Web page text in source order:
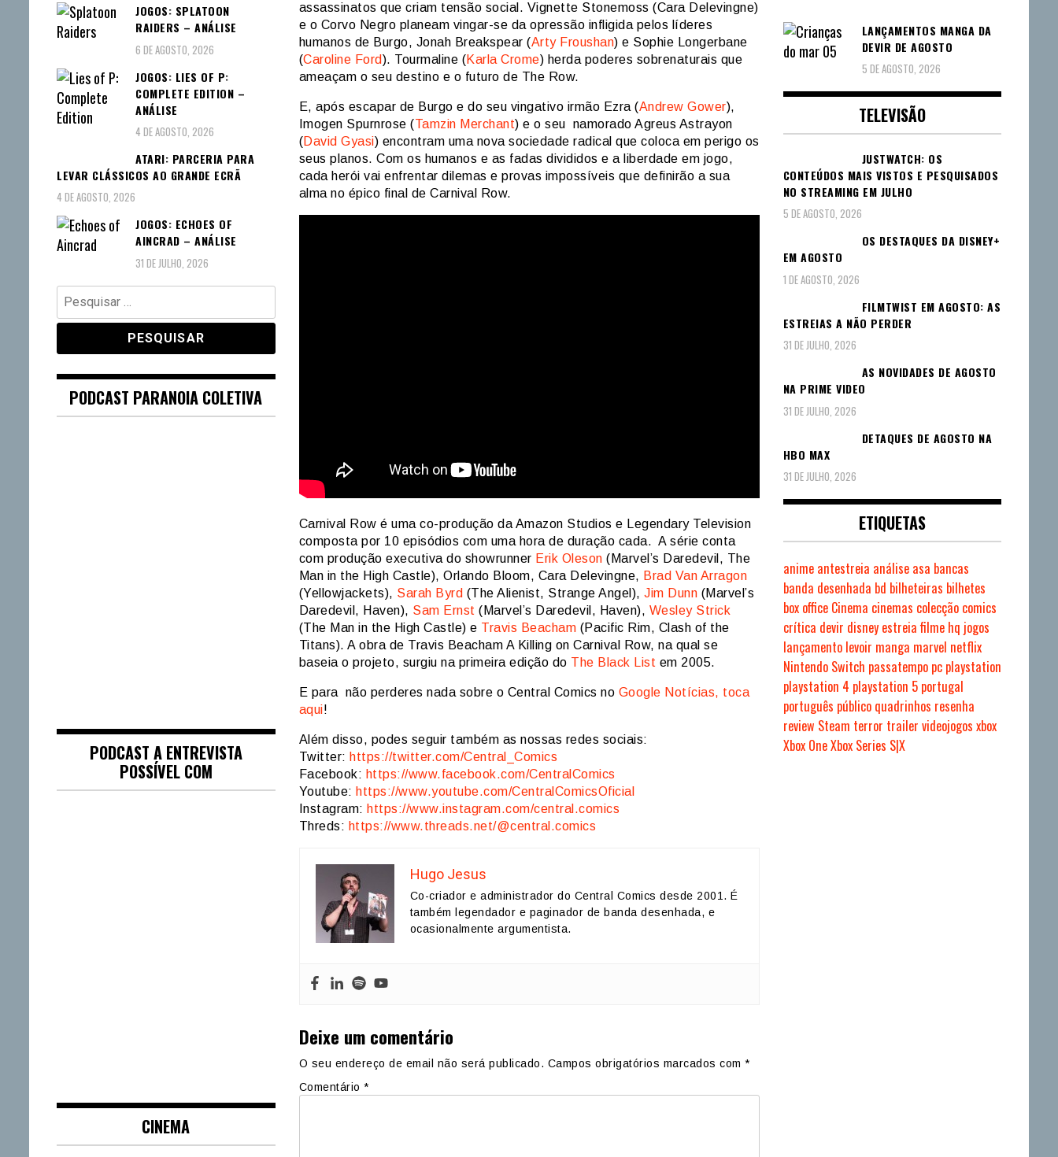
assassinatos que criam tensão social. Vignette Stonemoss (Cara Delevingne)
e o Corvo Negro planeam vingar-se da opressão infligida pelos líderes
humanos de Burgo, Jonah Breakspear (Arty Froushan) e Sophie Longerbane
(Caroline Ford). Tourmaline (Karla Crome) herda poderes sobrenaturais que
ameaçam o seu destino e o futuro de The Row.
E, após escapar de Burgo e do seu vingativo irmão Ezra (Andrew Gower),
Imogen Spurnrose (Tamzin Merchant) e o seu namorado Agreus Astrayon
(David Gyasi) encontram uma nova sociedade radical que coloca em perigo os
seus planos. Com os humanos e as fadas divididos e a liberdade em jogo,
cada herói vai enfrentar dilemas e provas impossíveis que definirão a sua
alma no épico final de Carnival Row.
Carnival Row é uma co-produção da Amazon Studios e Legendary Television
composta por 10 episódios com uma hora de duração cada. A série conta
com produção executiva do showrunner Erik Oleson (Marvel’s Daredevil, The
Man in the High Castle), Orlando Bloom, Cara Delevingne, Brad Van Arragon
(Yellowjackets), Sarah Byrd (The Alienist, Strange Angel), Jim Dunn (Marvel’s
Daredevil, Haven), Sam Ernst (Marvel’s Daredevil, Haven), Wesley Strick
(The Man in the High Castle) e Travis Beacham (Pacific Rim, Clash of the
Titans). A obra de Travis Beacham A Killing on Carnival Row, na qual se
baseia o projeto, surgiu na primeira edição do The Black List em 2005.
E para não perderes nada sobre o Central Comics no Google Notícias, toca
aqui!
Além disso, podes seguir também as nossas redes sociais:
Twitter: https://twitter.com/Central_Comics
Facebook: https://www.facebook.com/CentralComics
Youtube: https://www.youtube.com/CentralComicsOficial
Instagram: https://www.instagram.com/central.comics
Threds: https://www.threads.net/@central.comics
Hugo Jesus
Co-criador e administrador do Central Comics desde 2001. É
também legendador e paginador de banda desenhada, e
ocasionalmente argumentista.
Deixe um comentário
O seu endereço de email não será publicado. Campos obrigatórios marcados com *
Comentário *
JOGOS: SPLATOON
RAIDERS – ANÁLISE
6 DE AGOSTO, 2026
JOGOS: LIES OF P:
COMPLETE EDITION –
ANÁLISE
4 DE AGOSTO, 2026
ATARI: PARCERIA PARA
LEVAR CLÁSSICOS AO GRANDE ECRÃ
4 DE AGOSTO, 2026
JOGOS: ECHOES OF
AINCRAD – ANÁLISE
31 DE JULHO, 2026
Pesquisar
por:
PODCAST PARANOIA COLETIVA
PODCAST A ENTREVISTA
POSSÍVEL COM
CINEMA
LANÇAMENTOS MANGA DA
DEVIR DE AGOSTO
5 DE AGOSTO, 2026
TELEVISÃO
JUSTWATCH: OS
CONTEÚDOS MAIS VISTOS E PESQUISADOS
NO STREAMING EM JULHO
5 DE AGOSTO, 2026
OS DESTAQUES DA DISNEY+
EM AGOSTO
1 DE AGOSTO, 2026
FILMTWIST EM AGOSTO: AS
ESTREIAS A NÃO PERDER
31 DE JULHO, 2026
AS NOVIDADES DE AGOSTO
NA PRIME VIDEO
31 DE JULHO, 2026
DETAQUES DE AGOSTO NA
HBO MAX
31 DE JULHO, 2026
ETIQUETAS
anime antestreia análise asa bancas
banda desenhada bd bilheteiras bilhetes
box office Cinema cinemas colecção comics
crítica devir disney estreiafilme hq jogos
lançamento levoir manga marvel netflix
Nintendo Switch passatempo pc playstation
playstation 4 playstation 5 portugal
português público quadrinhos resenha
review Steam terror trailer videojogos xbox
Xbox OneXbox Series S|X